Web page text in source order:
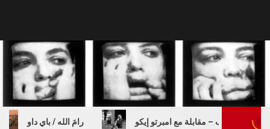
رامَ الله / باي داو والكتب – مقابلة مع امبرتو إيكو